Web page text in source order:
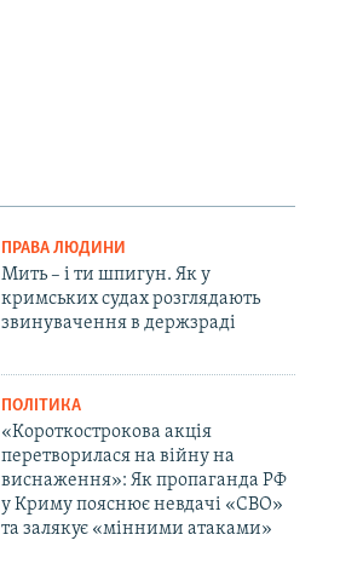
ПРАВА ЛЮДИНИ
Мить – і ти шпигун. Як у
кримських судах розглядають
звинувачення в держзраді
ПОЛІТИКА
«Короткострокова акція
перетворилася на війну на
виснаження»: Як пропаганда РФ
у Криму пояснює невдачі «СВО»
та залякує «мінними атаками»